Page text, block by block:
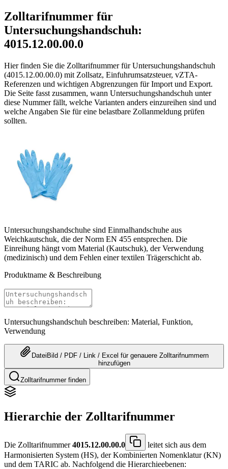
Zolltarifnummer für
Untersuchungshandschuh:
4015.12.00.00.0
Hier finden Sie die Zolltarifnummer für Untersuchungshandschuh
(4015.12.00.00.0) mit Zollsatz, Einfuhrumsatzsteuer, vZTA-
Referenzen und wichtigen Abgrenzungen für Import und Export.
Die Seite fasst zusammen, wann Untersuchungshandschuh unter
diese Nummer fällt, welche Varianten anders einzureihen sind und
welche Angaben Sie für eine belastbare Zollanmeldung prüfen
sollten.
Untersuchungshandschuhe sind Einmalhandschuhe aus
Weichkautschuk, die der Norm EN 455 entsprechen. Die
Einreihung hängt vom Material (Kautschuk), der Verwendung
(medizinisch) und dem Fehlen einer textilen Trägerschicht ab.
Produktname & Beschreibung
Untersuchungshandschuh beschreiben: Material, Funktion,
Verwendung
Datei Bild / PDF / Link / Excel für genauere Zolltarifnummern
hinzufügen
Zolltarifnummer finden
Hierarchie der Zolltarifnummer
Die Zolltarifnummer4015.12.00.00.0
leitet sich aus dem
Harmonisierten System (HS), der Kombinierten Nomenklatur (KN)
und dem TARIC ab. Nachfolgend die Hierarchieebenen: